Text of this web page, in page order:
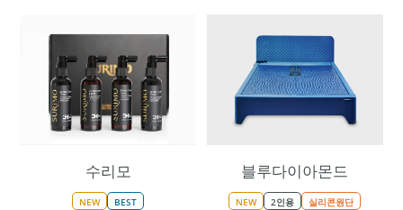
수리모
NEW BEST
블루다이아몬드
NEW 2인용 실리콘원단